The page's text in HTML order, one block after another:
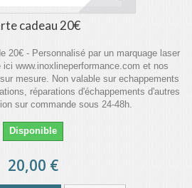
cadeau 20€
20€ - Personnalisé par un marquage laser
ici www.inoxlineperformance.com et nos
mesure. Non valable sur echappements
réparations d'échappements d'autres
sur commande sous 24-48h.
Disponible
20,00 €